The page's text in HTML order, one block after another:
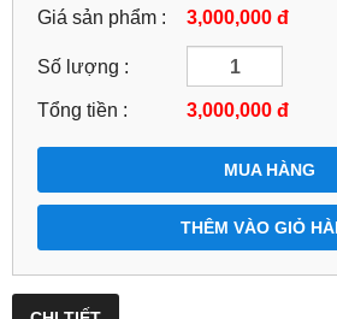
Giá sản phẩm : 3,000,000 đ
Số lượng :
Tổng tiền : 3,000,000 đ
MUA HÀNG
THÊM VÀO GIỎ